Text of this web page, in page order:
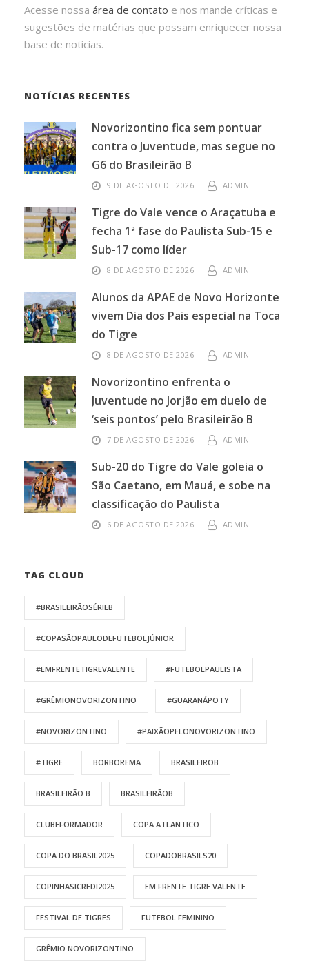
Acesse nossa área de contato e nos mande críticas e
sugestões de matérias que possam enriquecer nossa
base de notícias.
NOTÍCIAS RECENTES
Novorizontino fica sem pontuar
contra o Juventude, mas segue no
G6 do Brasileirão B
9 DE AGOSTO DE 2026 ADMIN
Tigre do Vale vence o Araçatuba e
fecha 1ª fase do Paulista Sub-15 e
Sub-17 como líder
8 DE AGOSTO DE 2026 ADMIN
Alunos da APAE de Novo Horizonte
vivem Dia dos Pais especial na Toca
do Tigre
8 DE AGOSTO DE 2026 ADMIN
Novorizontino enfrenta o
Juventude no Jorjão em duelo de
‘seis pontos’ pelo Brasileirão B
7 DE AGOSTO DE 2026 ADMIN
Sub-20 do Tigre do Vale goleia o
São Caetano, em Mauá, e sobe na
classificação do Paulista
6 DE AGOSTO DE 2026 ADMIN
TAG CLOUD
#BRASILEIRÃOSÉRIEB
#COPASÃOPAULODEFUTEBOLJÚNIOR
#EMFRENTETIGREVALENTE #FUTEBOLPAULISTA
#GRÊMIONOVORIZONTINO #GUARANÁPOTY
#NOVORIZONTINO #PAIXÃOPELONOVORIZONTINO
#TIGRE BORBOREMA BRASILEIROB
BRASILEIRÃO B BRASILEIRÃOB
CLUBEFORMADOR COPA ATLANTICO
COPA DO BRASIL2025 COPADOBRASILS20
COPINHASICREDI2025 EM FRENTE TIGRE VALENTE
FESTIVAL DE TIGRES FUTEBOL FEMININO
GRÊMIO NOVORIZONTINO